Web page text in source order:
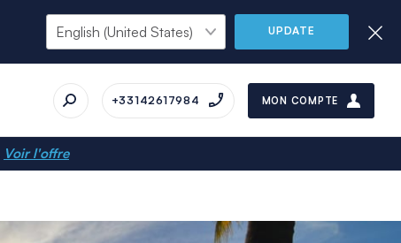
UPDATE
+33142617984 MON COMPTE
Voir l'offre